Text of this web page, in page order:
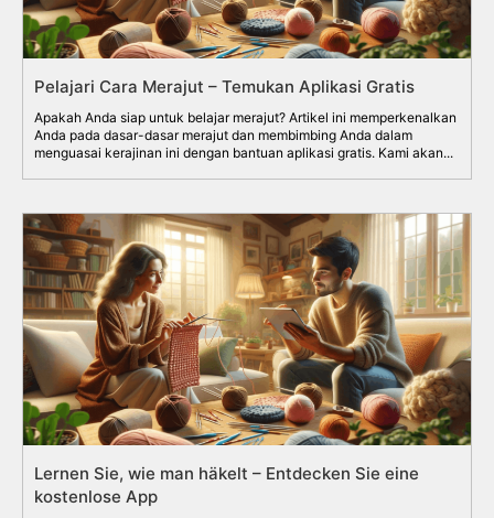
Pelajari Cara Merajut – Temukan Aplikasi Gratis
Apakah Anda siap untuk belajar merajut? Artikel ini memperkenalkan
Anda pada dasar-dasar merajut dan membimbing Anda dalam
menguasai kerajinan ini dengan bantuan aplikasi gratis. Kami akan...
Lernen Sie, wie man häkelt – Entdecken Sie eine
kostenlose App